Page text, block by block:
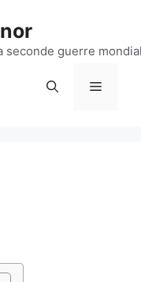
seconde guerre
Menu